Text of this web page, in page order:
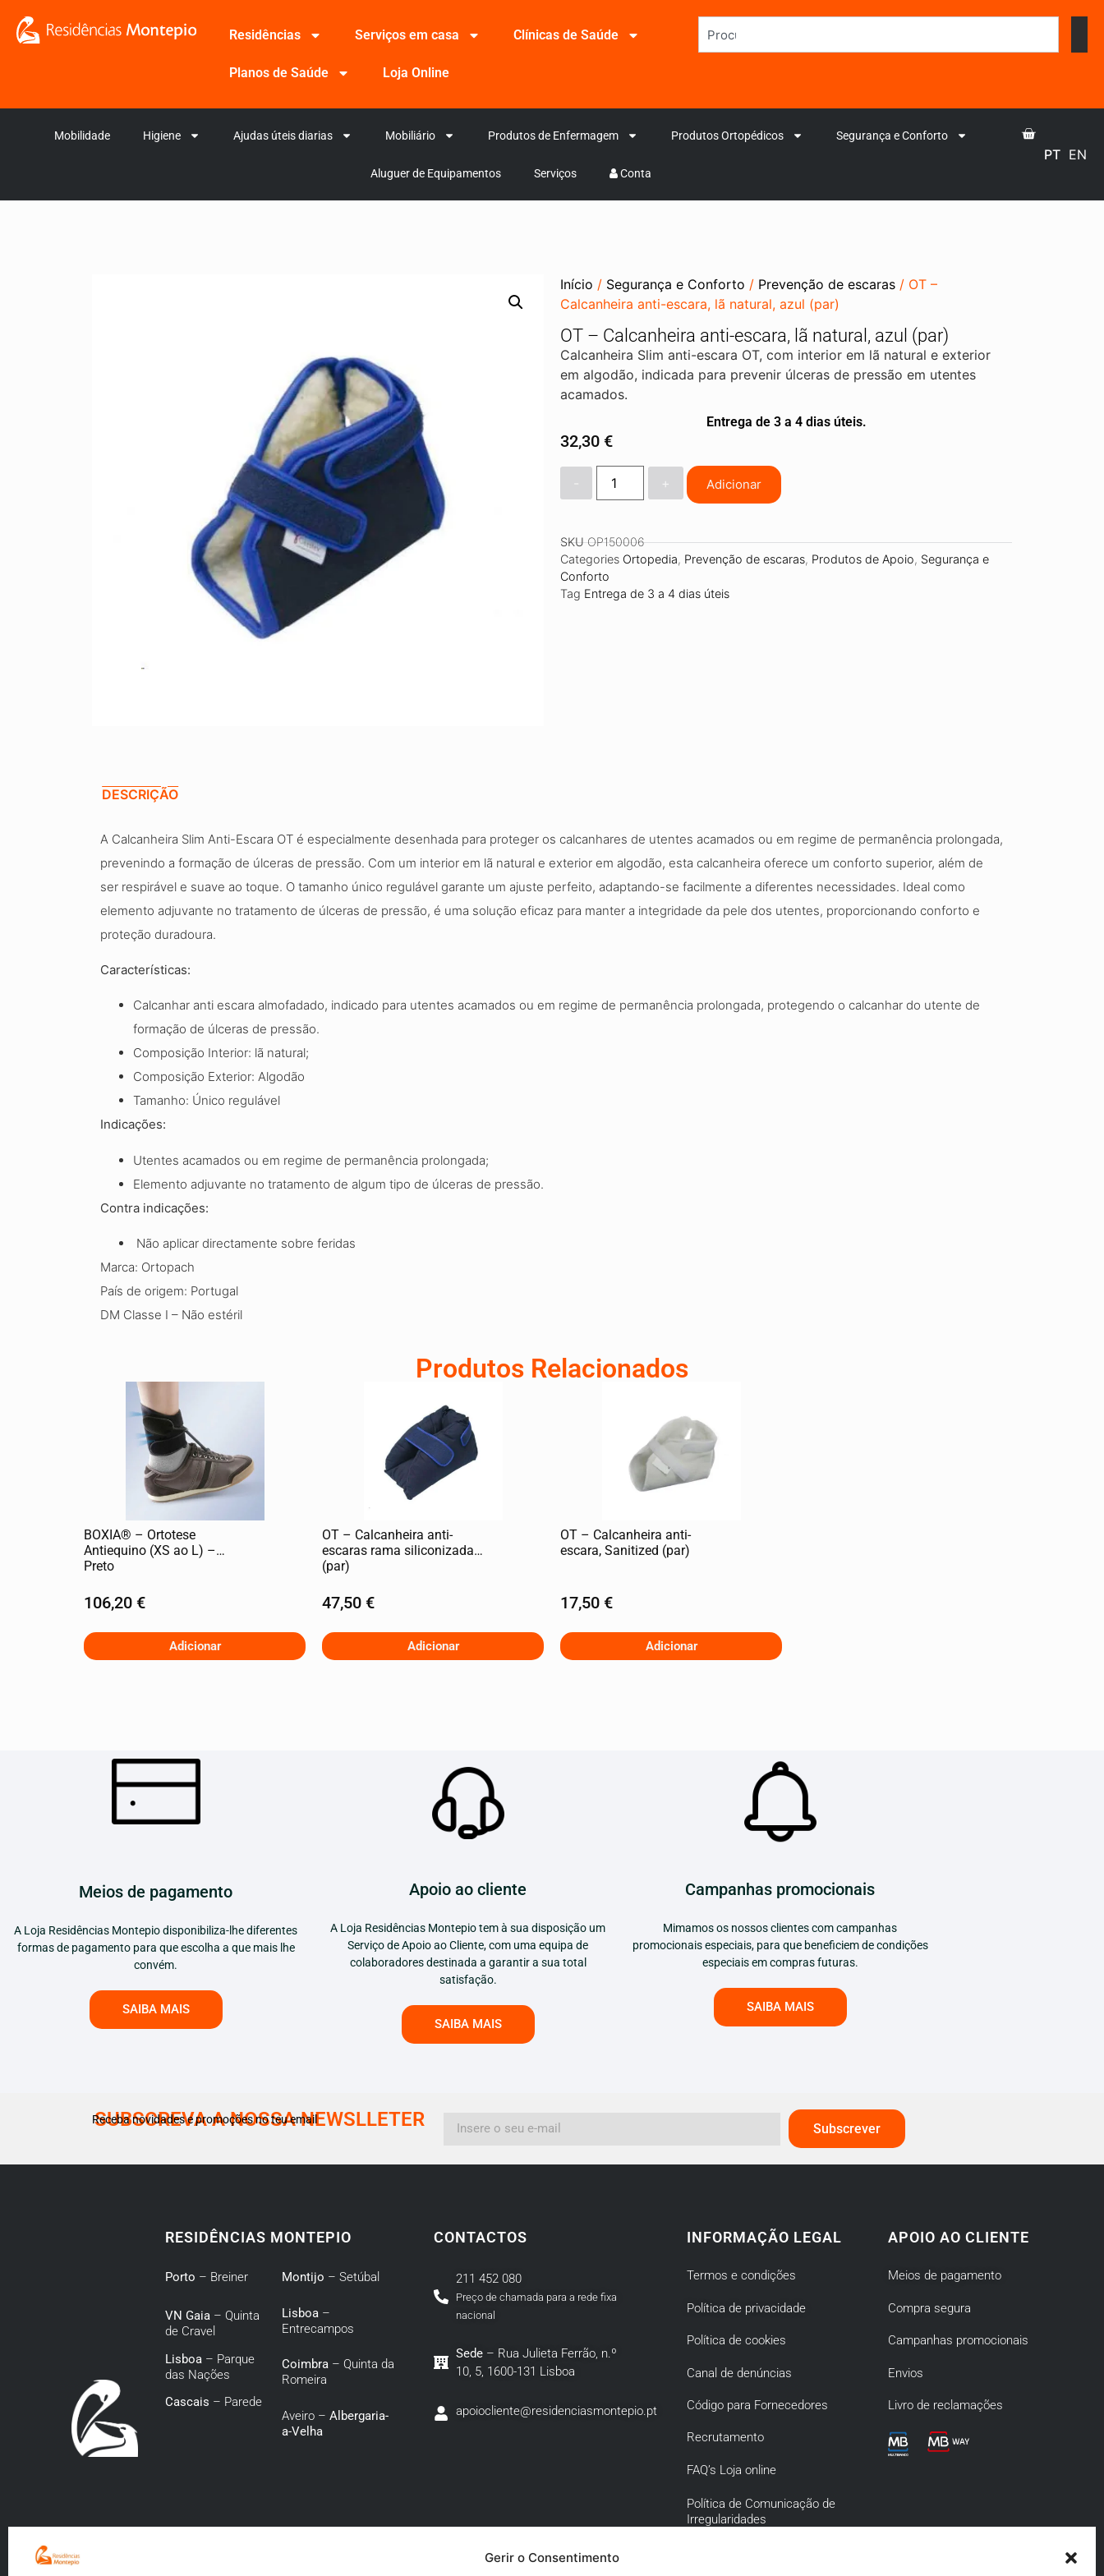
Gerir o Consentimento
Residências Serviços em casa Clínicas de Saúde
Planos de Saúde Loja Online
Mobilidade Higiene Ajudas úteis diarias Mobiliário Produtos de Enfermagem Produtos Ortopédicos Segurança e Conforto
Aluguer de Equipamentos Serviços Conta
PT EN
Início / Segurança e Conforto / Prevenção de escaras / OT –
Calcanheira anti-escara, lã natural, azul (par)
OT – Calcanheira anti-escara, lã natural, azul (par)
Calcanheira Slim anti-escara OT, com interior em lã natural e exterior
em algodão, indicada para prevenir úlceras de pressão em utentes
acamados.
Entrega de 3 a 4 dias úteis.
32,30 €
+ Adicionar
SKUOP150006
Categories Ortopedia, Prevenção de escaras, Produtos de Apoio, Segurança e
Conforto
Tag Entrega de 3 a 4 dias úteis
DESCRIÇÃO
A Calcanheira Slim Anti-Escara OT é especialmente desenhada para proteger os calcanhares de utentes acamados ou em regime de permanência prolongada,
prevenindo a formação de úlceras de pressão. Com um interior em lã natural e exterior em algodão, esta calcanheira oferece um conforto superior, além de
ser respirável e suave ao toque. O tamanho único regulável garante um ajuste perfeito, adaptando-se facilmente a diferentes necessidades. Ideal como
elemento adjuvante no tratamento de úlceras de pressão, é uma solução eficaz para manter a integridade da pele dos utentes, proporcionando conforto e
proteção duradoura.
Características:
Calcanhar anti escara almofadado, indicado para utentes acamados ou em regime de permanência prolongada, protegendo o calcanhar do utente de
formação de úlceras de pressão.
Composição Interior: lã natural;
Composição Exterior: Algodão
Tamanho: Único regulável
Indicações:
Utentes acamados ou em regime de permanência prolongada;
Elemento adjuvante no tratamento de algum tipo de úlceras de pressão.
Contra indicações:
Não aplicar directamente sobre feridas
Marca: Ortopach
País de origem: Portugal
DM Classe I – Não estéril
Produtos Relacionados
BOXIA® – Ortotese
Antiequino (XS ao L) –
Preto
106,20 €
Adicionar
OT – Calcanheira anti-
escaras rama siliconizada
(par)
47,50 €
Adicionar
OT – Calcanheira anti-
escara, Sanitized (par)
17,50 €
Adicionar
Meios de pagamento
A Loja Residências Montepio disponibiliza-lhe diferentes
formas de pagamento para que escolha a que mais lhe
convém.
SAIBA MAIS
Apoio ao cliente
A Loja Residências Montepio tem à sua disposição um
Serviço de Apoio ao Cliente, com uma equipa de
colaboradores destinada a garantir a sua total
satisfação.
SAIBA MAIS
Campanhas promocionais
Mimamos os nossos clientes com campanhas
promocionais especiais, para que beneficiem de condições
especiais em compras futuras.
SAIBA MAIS
SUBSCREVA A NOSSA NEWSLLETER
Receba novidades e promoções no teu email
Subscrever
RESIDÊNCIAS MONTEPIO
Porto – Breiner
VN Gaia – Quinta
de Cravel
Lisboa – Parque
das Nações
Cascais – Parede
Montijo – Setúbal
Lisboa–
Entrecampos
Coimbra– Quinta da
Romeira
Aveiro – Albergaria-
a-Velha
CONTACTOS
211 452 080
Preço de chamada para a rede fixa
nacional
Sede – Rua Julieta Ferrão, n.º
10, 5, 1600-131 Lisboa
apoiocliente@residenciasmontepio.pt
INFORMAÇÃO LEGAL
Termos e condições
Política de privacidade
Política de cookies
Canal de denúncias
Código para Fornecedores
Recrutamento
FAQ’s Loja online
Política de Comunicação de
Irregularidades
APOIO AO CLIENTE
Meios de pagamento
Compra segura
Campanhas promocionais
Envios
Livro de reclamações